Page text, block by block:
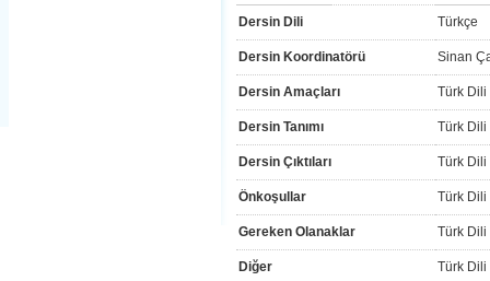
Dersin Dili Türkçe
Dersin Koordinatörü Sinan
Dersin Amaçları Türk Dili
Dersin Tanımı Türk Dili
Dersin Çıktıları Türk Dili
Önkoşullar Türk Dili
Gereken Olanaklar Türk Dili
Diğer Türk Dili